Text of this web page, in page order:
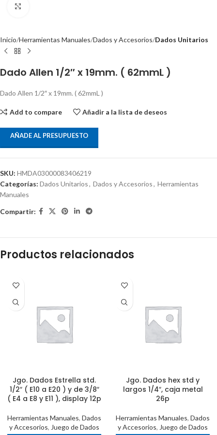
Inicio Herramientas Manuales Dados y Accesorios Dados Unitarios
Dado Allen 1/2″ x 19mm. ( 62mmL )
Dado Allen 1/2″ x 19mm. ( 62mmL )
Add to compare Añadir a la lista de deseos
AÑADE AL PRESUPUESTO
SKU: HMDA03000083406219
Categorías: Dados Unitarios, Dados y Accesorios, Herramientas
Manuales
Compartir:
Productos relacionados
Jgo. Dados Estrella std.
1/2″ ( E10 a E20 ) y de 3/8″
( E4 a E8 y E11 ), display 12p
Herramientas Manuales, Dados
y Accesorios, Juego de Dados
Jgo. Dados hex std y
largos 1/4″, caja metal
26p
Herramientas Manuales, Dados
y Accesorios, Juego de Dados